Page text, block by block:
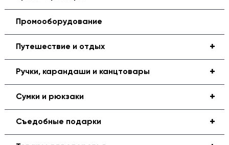
Промооборудование
+
Путешествие и отдых
+
Ручки, карандаши и канцтовары
+
Сумки и рюкзаки
+
Съедобные подарки